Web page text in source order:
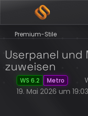
Premium-Stile
Userpanel und
zuweisen
WS 6.2 Metro
19. Mai 2026 um 19:03